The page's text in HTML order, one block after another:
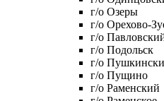
г/о Озеры
г/о Орехово-
г/о
г/о Подольск
г/о
г/о Пущино
г/о Раменский